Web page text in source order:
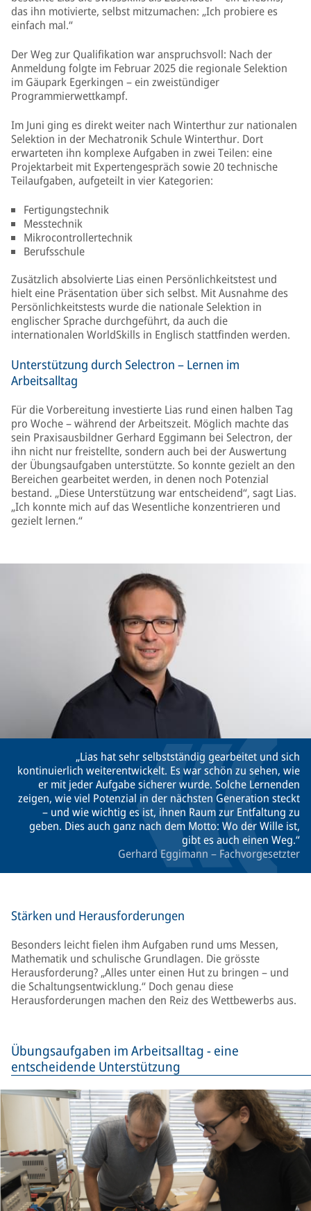
das ihn motivierte, selbst mitzumachen: „Ich probiere es
einfach mal.“
Der Weg zur Qualifikation war anspruchsvoll: Nach der
Anmeldung folgte im Februar 2025 die regionale Selektion
im Gäupark Egerkingen – ein zweistündiger
Programmierwettkampf.
Im Juni ging es direkt weiter nach Winterthur zur nationalen
Selektion in der Mechatronik Schule Winterthur. Dort
erwarteten ihn komplexe Aufgaben in zwei Teilen: eine
Projektarbeit mit Expertengespräch sowie 20 technische
Teilaufgaben, aufgeteilt in vier Kategorien:
Fertigungstechnik
Messtechnik
Mikrocontrollertechnik
Berufsschule
Zusätzlich absolvierte Lias einen Persönlichkeitstest und
hielt eine Präsentation über sich selbst. Mit Ausnahme des
Persönlichkeitstests wurde die nationale Selektion in
englischer Sprache durchgeführt, da auch die
internationalen WorldSkills in Englisch stattfinden werden.
Unterstützung durch Selectron – Lernen im
Arbeitsalltag
Für die Vorbereitung investierte Lias rund einen halben Tag
pro Woche – während der Arbeitszeit. Möglich machte das
sein Praxisausbildner Gerhard Eggimann bei Selectron, der
ihn nicht nur freistellte, sondern auch bei der Auswertung
der Übungsaufgaben unterstützte. So konnte gezielt an den
Bereichen gearbeitet werden, in denen noch Potenzial
bestand. „Diese Unterstützung war entscheidend“, sagt Lias.
„Ich konnte mich auf das Wesentliche konzentrieren und
gezielt lernen.“
Lias hat sehr selbstständig gearbeitet und sich
kontinuierlich weiterentwickelt. Es war schön zu sehen, wie
er mit jeder Aufgabe sicherer wurde. Solche Lernenden
zeigen, wie viel Potenzial in der nächsten Generation steckt
– und wie wichtig es ist, ihnen Raum zur Entfaltung zu
geben. Dies auch ganz nach dem Motto: Wo der Wille ist,
gibt es auch einen Weg.
Gerhard Eggimann – Fachvorgesetzter
Stärken und Herausforderungen
Besonders leicht fielen ihm Aufgaben rund ums Messen,
Mathematik und schulische Grundlagen. Die grösste
Herausforderung? „Alles unter einen Hut zu bringen – und
die Schaltungsentwicklung.“ Doch genau diese
Herausforderungen machen den Reiz des Wettbewerbs aus.
Übungsaufgaben im Arbeitsalltag - eine
entscheidende Unterstützung